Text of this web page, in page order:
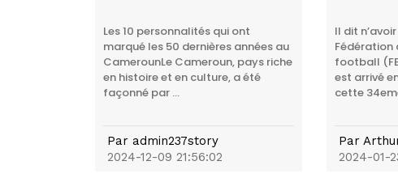
Les 10 personnalités qui ont
marqué les 50 dernières années au
CamerounLe Cameroun, pays riche
en histoire et en culture, a été
façonné par ...
Par admin237story
2024-12-09 21:56:02
Il dit
Fédération
football
est arrivé
cette
Par
2024-01-